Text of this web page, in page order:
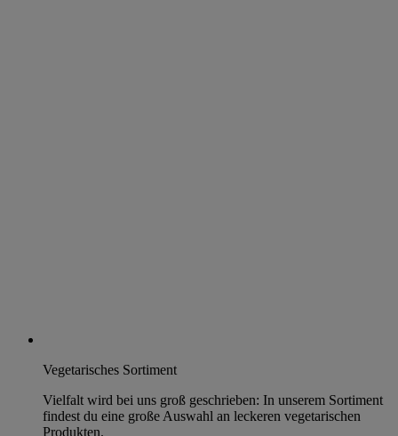
Vegetarisches Sortiment
Vielfalt wird bei uns groß geschrieben: In unserem Sortiment
findest du eine große Auswahl an leckeren vegetarischen
Produkten.